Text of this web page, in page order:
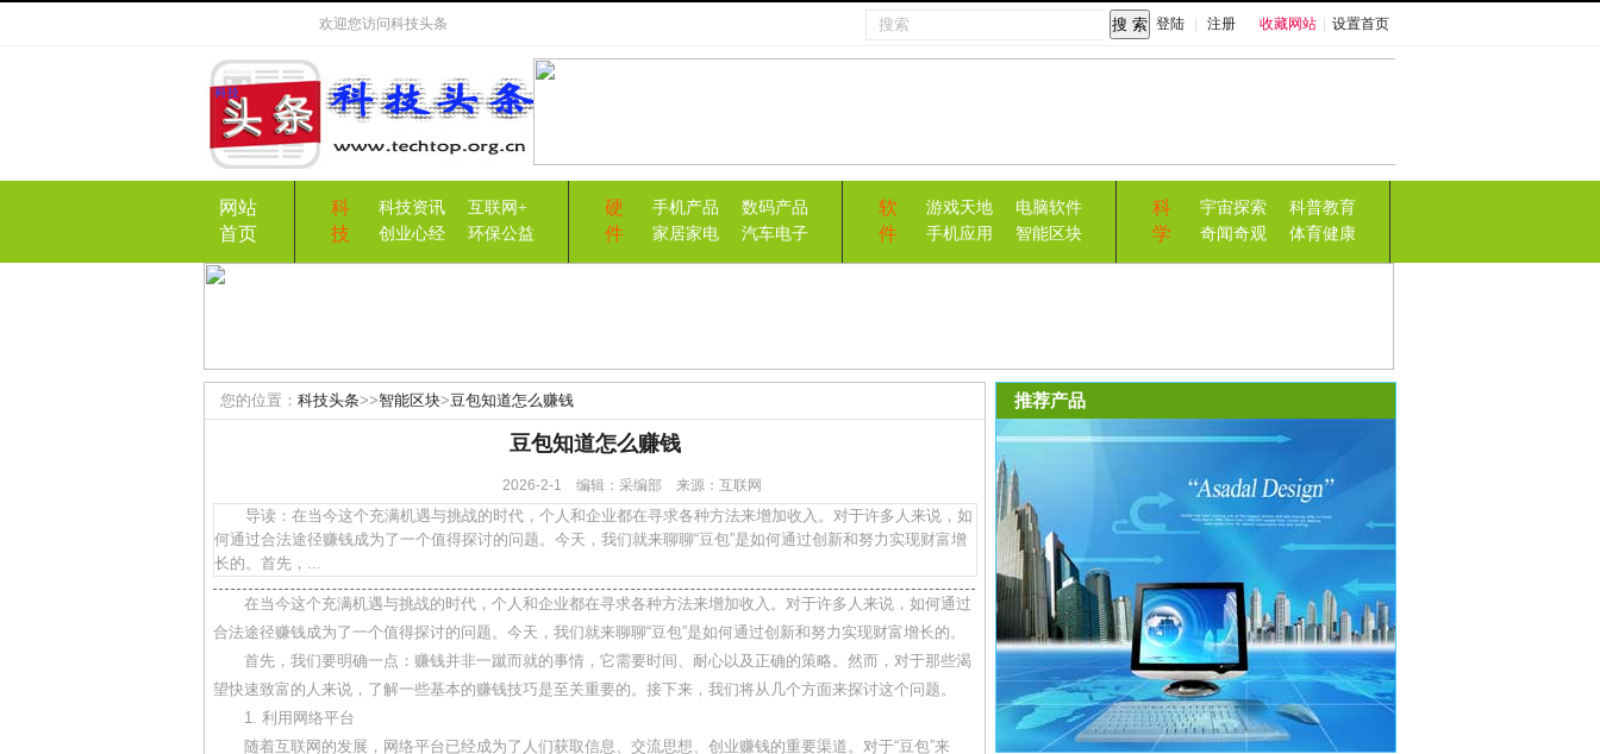
欢迎您访问科技头条 收藏网站 设置首页
登陆 注册
网站
首页
科
技
科技资讯
互联网+
创业心经
环保公益
硬
件
手机产品
数码产品
家居家电
汽车电子
软
件
游戏天地
电脑软件
手机应用
智能区块
科
学
宇宙探索
科普教育
奇闻奇观
体育健康
您的位置： 科技头条>>智能区块>豆包知道怎么赚钱
豆包知道怎么赚钱
2026-2-1 编辑：采编部 来源：互联网
导读：在当今这个充满机遇与挑战的时代，个人和企业都在寻求各种方法来增加收入。对于许多人来说，如
何通过合法途径赚钱成为了一个值得探讨的问题。今天，我们就来聊聊“豆包”是如何通过创新和努力实现财富增
长的。首先，...
在当今这个充满机遇与挑战的时代，个人和企业都在寻求各种方法来增加收入。对于许多人来说，如何通过
合法途径赚钱成为了一个值得探讨的问题。今天，我们就来聊聊“豆包”是如何通过创新和努力实现财富增长的。
首先，我们要明确一点：赚钱并非一蹴而就的事情，它需要时间、耐心以及正确的策略。然而，对于那些渴
望快速致富的人来说，了解一些基本的赚钱技巧是至关重要的。接下来，我们将从几个方面来探讨这个问题。
1. 利用网络平台
随着互联网的发展，网络平台已经成为了人们获取信息、交流思想、创业赚钱的重要渠道。对于“豆包”来
推荐产品